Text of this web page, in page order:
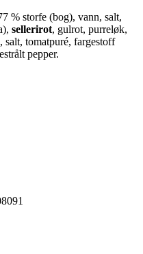
% storfe (bog), vann, salt,
sellerirot, gulrot, purreløk,
salt, tomatpuré, fargestoff
pepper.